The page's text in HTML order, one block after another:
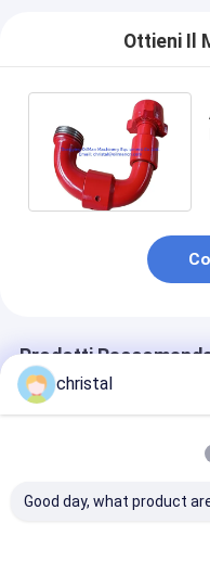
Ottieni Il
Prodotti
christal
Good day, what product